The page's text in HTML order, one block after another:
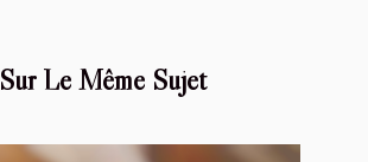
Sur Le Même Sujet